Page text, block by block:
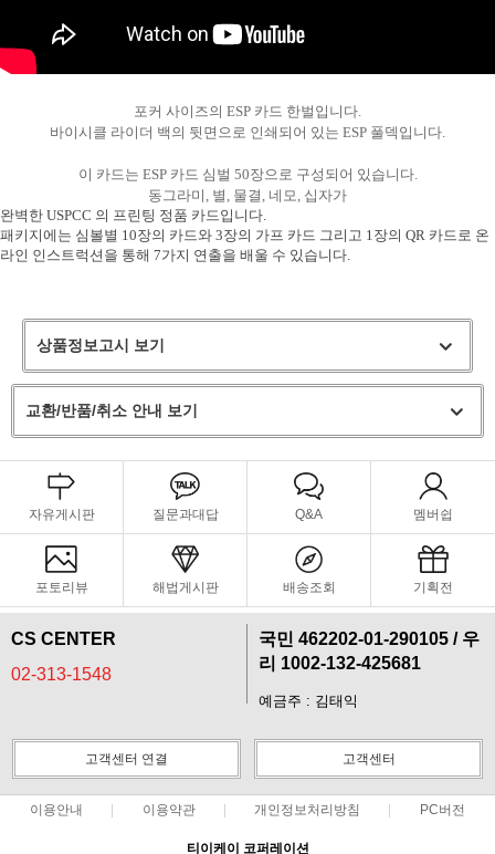
페이코 ID로
PAYCO 바로
포커 사이즈의 ESP 카드 한벌입니다.
바이시클 라이더 백의 뒷면으로 인쇄되어 있는 ESP 풀덱입니다.
이 카드는 ESP 카드 심벌 50장으로 구성되어 있습니다.
동그라미, 별, 물결, 네모, 십자가
완벽한 USPCC 의 프린팅 정품 카드입니다.
패키지에는 심볼별 10장의 카드와 3장의 가프 카드 그리고 1장의 QR 카드로 온
라인 인스트럭션을 통해 7가지 연출을 배울 수 있습니다.
상품정보고시 보기
교환/반품/취소 안내 보기
자유게시판 질문과대답 Q&A 멤버쉽
포토리뷰 해법게시판 배송조회 기획전
CS CENTER
02-313-1548
국민 462202-01-290105 / 우
리 1002-132-425681
예금주 : 김태익
고객센터 연결 고객센터
이용안내 이용약관 개인정보처리방침 PC버전
티이케이 코퍼레이션